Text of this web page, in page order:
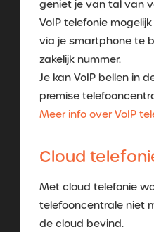
geniet je van tal van
VoIP telefonie
via je smartphone te
zakelijk nummer.
Je kan VoIP bellen in
premise
Meer info over VoIP
Cloud
Met cloud telefonie
telefooncentrale niet
de cloud bevind.